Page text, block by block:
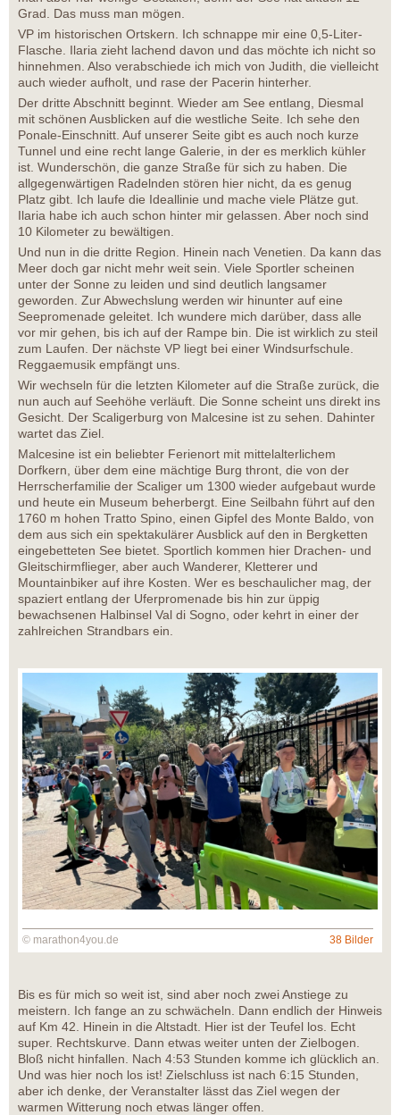
Grad. Das muss man mögen.
VP im historischen Ortskern. Ich schnappe mir eine 0,5-Liter-
Flasche. Ilaria zieht lachend davon und das möchte ich nicht so
hinnehmen. Also verabschiede ich mich von Judith, die vielleicht
auch wieder aufholt, und rase der Pacerin hinterher.
Der dritte Abschnitt beginnt. Wieder am See entlang, Diesmal
mit schönen Ausblicken auf die westliche Seite. Ich sehe den
Ponale-Einschnitt. Auf unserer Seite gibt es auch noch kurze
Tunnel und eine recht lange Galerie, in der es merklich kühler
ist. Wunderschön, die ganze Straße für sich zu haben. Die
allgegenwärtigen Radelnden stören hier nicht, da es genug
Platz gibt. Ich laufe die Ideallinie und mache viele Plätze gut.
Ilaria habe ich auch schon hinter mir gelassen. Aber noch sind
10 Kilometer zu bewältigen.
Und nun in die dritte Region. Hinein nach Venetien. Da kann das
Meer doch gar nicht mehr weit sein. Viele Sportler scheinen
unter der Sonne zu leiden und sind deutlich langsamer
geworden. Zur Abwechslung werden wir hinunter auf eine
Seepromenade geleitet. Ich wundere mich darüber, dass alle
vor mir gehen, bis ich auf der Rampe bin. Die ist wirklich zu steil
zum Laufen. Der nächste VP liegt bei einer Windsurfschule.
Reggaemusik empfängt uns.
Wir wechseln für die letzten Kilometer auf die Straße zurück, die
nun auch auf Seehöhe verläuft. Die Sonne scheint uns direkt ins
Gesicht. Der Scaligerburg von Malcesine ist zu sehen. Dahinter
wartet das Ziel.
Malcesine ist ein beliebter Ferienort mit mittelalterlichem
Dorfkern, über dem eine mächtige Burg thront, die von der
Herrscherfamilie der Scaliger um 1300 wieder aufgebaut wurde
und heute ein Museum beherbergt. Eine Seilbahn führt auf den
1760 m hohen Tratto Spino, einen Gipfel des Monte Baldo, von
dem aus sich ein spektakulärer Ausblick auf den in Bergketten
eingebetteten See bietet. Sportlich kommen hier Drachen- und
Gleitschirmflieger, aber auch Wanderer, Kletterer und
Mountainbiker auf ihre Kosten. Wer es beschaulicher mag, der
spaziert entlang der Uferpromenade bis hin zur üppig
bewachsenen Halbinsel Val di Sogno, oder kehrt in einer der
zahlreichen Strandbars ein.
© marathon4you.de 38 Bilder
Bis es für mich so weit ist, sind aber noch zwei Anstiege zu
meistern. Ich fange an zu schwächeln. Dann endlich der Hinweis
auf Km 42. Hinein in die Altstadt. Hier ist der Teufel los. Echt
super. Rechtskurve. Dann etwas weiter unten der Zielbogen.
Bloß nicht hinfallen. Nach 4:53 Stunden komme ich glücklich an.
Und was hier noch los ist! Zielschluss ist nach 6:15 Stunden,
aber ich denke, der Veranstalter lässt das Ziel wegen der
warmen Witterung noch etwas länger offen.